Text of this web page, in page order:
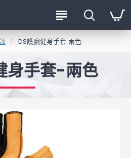
DS護腕健身手套-兩色
身手套-兩色